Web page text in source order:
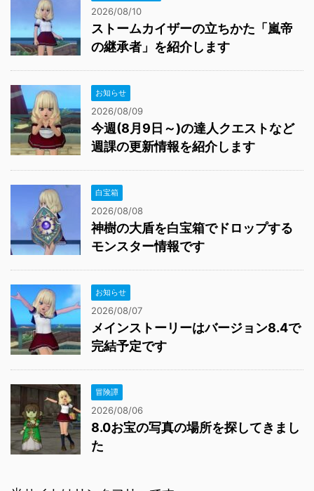
2026/08/10
ストームカイザーの立ちかた「嵐帝
の継承者」を紹介します
お知らせ
2026/08/09
今週(8月9日～)の達人クエストなど
週課の更新情報を紹介します
白宝箱
2026/08/08
神樹の大盾を白宝箱でドロップする
モンスター情報です
お知らせ
2026/08/07
メインストーリーはバージョン8.4で
完結予定です
冒険譚
2026/08/06
8.0お宝の写真の場所を探してきまし
た